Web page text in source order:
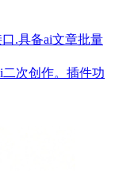
.具备ai文章批量
次创作。插件功